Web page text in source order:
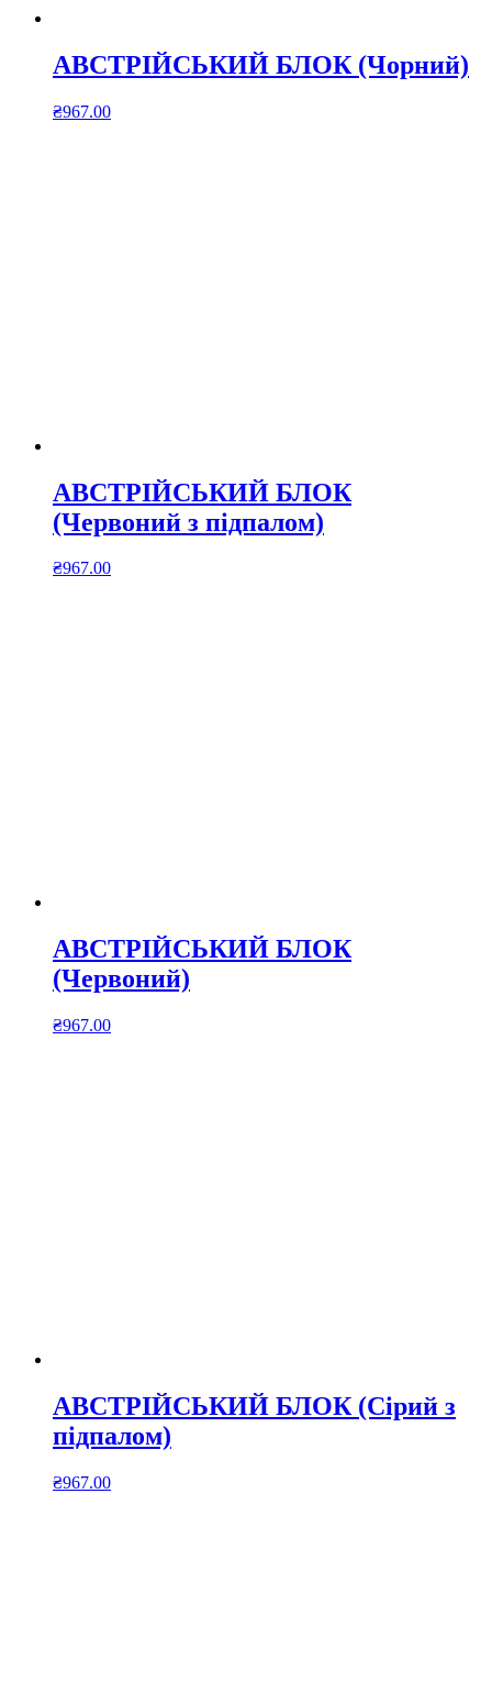
АВСТРІЙСЬКИЙ БЛОК (Чорний)
₴967.00
АВСТРІЙСЬКИЙ БЛОК
(Червоний з підпалом)
₴967.00
АВСТРІЙСЬКИЙ БЛОК
(Червоний)
₴967.00
АВСТРІЙСЬКИЙ БЛОК (Сірий з
підпалом)
₴967.00